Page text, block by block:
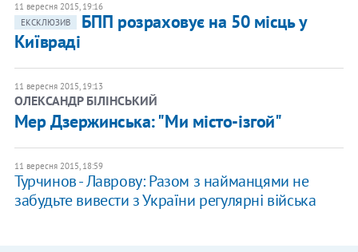
11 вересня 2015, 19:16
ЕКСКЛЮЗИВ
БПП розраховує на 50 місць у
Київраді
11 вересня 2015, 19:13
ОЛЕКСАНДР БІЛІНСЬКИЙ
Мер Дзержинська: "Ми місто-ізгой"
11 вересня 2015, 18:59
Турчинов - Лаврову: Разом з найманцями не
забудьте вивести з України регулярні війська